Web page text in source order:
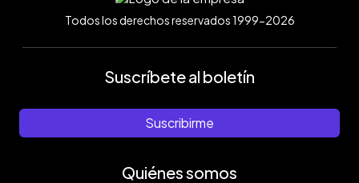
Todos los derechos reservados 1999-2026
Suscríbete al boletín
Suscribirme
Quiénes somos